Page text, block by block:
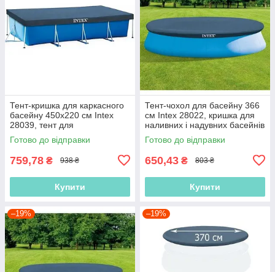
Тент-кришка для каркасного
басейну 450х220 см Intex
28039, тент для
прямокутного басейну
Готово до відправки
759,78 ₴ 938 ₴
Купити
Тент-чохол для басейну 366
см Intex 28022, кришка для
наливних і надувних басейнів
Готово до відправки
650,43 ₴ 803 ₴
Купити
–19% –19%